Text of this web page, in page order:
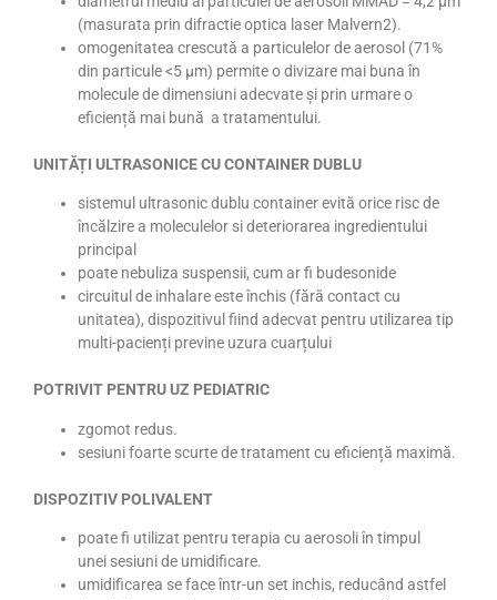
(masurata prin difractie optica laser Malvern2).
omogenitatea crescută a particulelor de aerosol (71%
din particule <5 µm) permite o divizare mai buna în
molecule de dimensiuni adecvate și prin urmare o
eficiență mai bună a tratamentului.
UNITĂȚI ULTRASONICE CU CONTAINER DUBLU
sistemul ultrasonic dublu container evită orice risc de
încălzire a moleculelor si deteriorarea ingredientului
principal
poate nebuliza suspensii, cum ar fi budesonide
circuitul de inhalare este închis (fără contact cu
unitatea), dispozitivul fiind adecvat pentru utilizarea tip
multi-pacienți previne uzura cuarțului
POTRIVIT PENTRU UZ PEDIATRIC
zgomot redus.
sesiuni foarte scurte de tratament cu eficiență maximă.
DISPOZITIV POLIVALENT
poate fi utilizat pentru terapia cu aerosoli în timpul
unei sesiuni de umidificare.
umidificarea se face într-un set inchis, reducând astfel